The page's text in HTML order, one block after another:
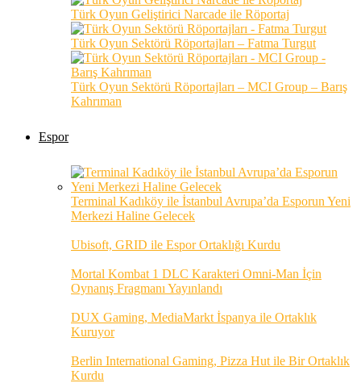
Türk Oyun Geliştirici Narcade ile Röportaj
Türk Oyun Sektörü Röportajları – Fatma Turgut
Türk Oyun Sektörü Röportajları – MCI Group – Barış
Kahrıman
Espor
Terminal Kadıköy ile İstanbul Avrupa’da Esporun Yeni
Merkezi Haline Gelecek
Ubisoft, GRID ile Espor Ortaklığı Kurdu
Mortal Kombat 1 DLC Karakteri Omni-Man İçin
Oynanış Fragmanı Yayınlandı
DUX Gaming, MediaMarkt İspanya ile Ortaklık
Kuruyor
Berlin International Gaming, Pizza Hut ile Bir Ortaklık
Kurdu